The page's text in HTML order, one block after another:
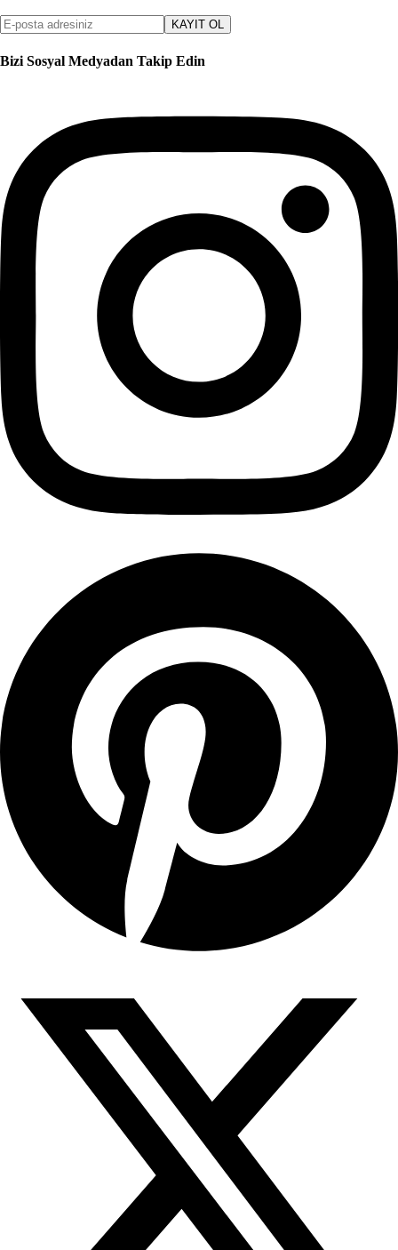
KAYIT OL
Bizi Sosyal Medyadan Takip Edin